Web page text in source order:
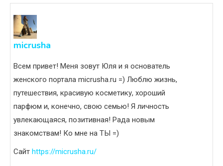
micrusha
Всем привет! Меня зовут Юля и я основатель
женского портала micrusha.ru =) Люблю жизнь,
путешествия, красивую косметику, хороший
парфюм и, конечно, свою семью! Я личность
увлекающаяся, позитивная! Рада новым
знакомствам! Ко мне на ТЫ =)
Сайт https://micrusha.ru/